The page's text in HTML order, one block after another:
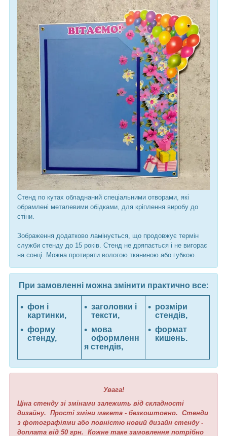
Стенд по кутах обладнаний спеціальними отворами, які
обрамлені металевими обідками, для кріплення виробу до
стіни.
Зображення додатково ламінується, що продовжує термін
служби стенду до 15 років. Стенд не дряпається і не вигорає
на сонці. Можна протирати вологою тканиною або губкою.
При замовленні можна змінити практично все:
фон і
картинки,
форму
стенду,
заголовки і
тексти,
мова
оформленн
я стендів,
розміри
стендів,
формат
кишень.
Увага!
Ціна стенду зі змінами залежить від складності
дизайну. Прості зміни макета - безкоштовно. Стенди
з фотографіями або повністю новий дизайн стенду -
доплата від 50 грн. Кожне таке замовлення потрібно